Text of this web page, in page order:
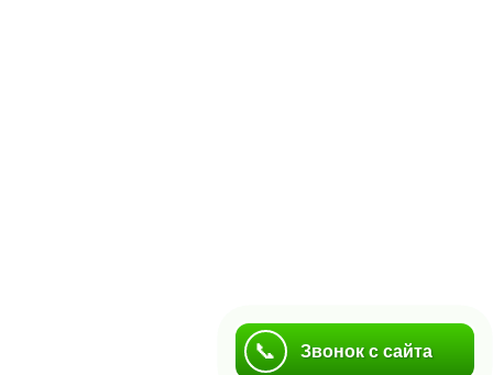
📞 Звонок с сайта
📞 Звонок с сайта